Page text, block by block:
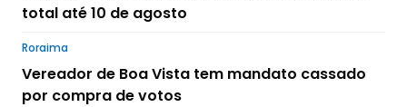
total até 10 de agosto
Roraima
Vereador de Boa Vista tem mandato cassado
por compra de votos